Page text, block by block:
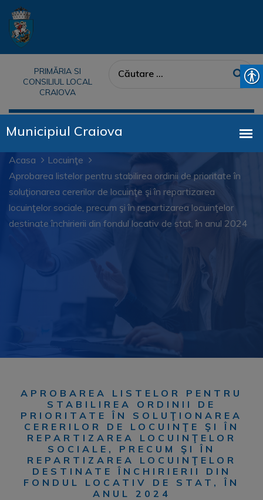
PRIMĂRIA SI
CONSILIUL LOCAL
CRAIOVA
Acasa
Locuinţe
Aprobarea listelor pentru stabilirea ordinii de prioritate în
soluţionarea cererilor de locuinţe şi în repartizarea
locuinţelor sociale, precum şi în repartizarea locuinţelor
destinate închirierii din fondul locativ de stat, în anul 2024
APROBAREA LISTELOR PENTRU
STABILIREA ORDINII DE
PRIORITATE ÎN SOLUŢIONAREA
CERERILOR DE LOCUINŢE ŞI ÎN
REPARTIZAREA LOCUINŢELOR
SOCIALE, PRECUM ŞI ÎN
REPARTIZAREA LOCUINŢELOR
DESTINATE ÎNCHIRIERII DIN
FONDUL LOCATIV DE STAT, ÎN
ANUL 2024